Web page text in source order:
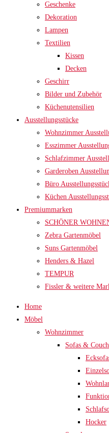
Geschenke
Dekoration
Lampen
Textilien
Kissen
Decken
Geschirr
Bilder und Zubehör
Küchenutensilien
Ausstellungsstücke
Wohnzimmer
Esszimmer
Schlafzimmer
Garderoben
Büro
Küchen
Premiummarken
SCHÖNER
Zebra Gartenmöbel
Suns Gartenmöbel
Henders & Hazel
TEMPUR
Fissler & weitere
Home
Möbel
Wohnzimmer
Sofas &
Hocker